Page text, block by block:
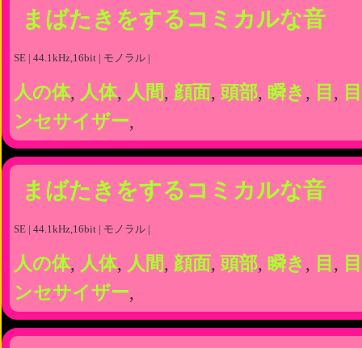
まばたきをするコミカルな音
SE | 44.1kHz,16bit | モノラル |
人の体, 人体, 人間, 顔面, 頭部, 瞬き , 目 ,
ンセサイザー,
まばたきをするコミカルな音
SE | 44.1kHz,16bit | モノラル |
人の体, 人体, 人間, 顔面, 頭部, 瞬き , 目 ,
ンセサイザー,